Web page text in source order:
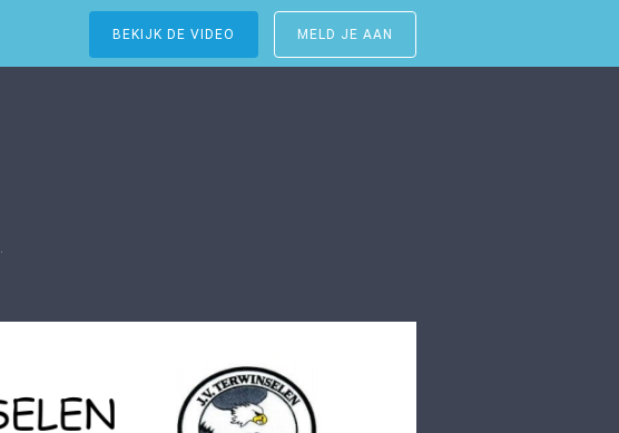
BEKIJK DE VIDEO MELD JE AAN